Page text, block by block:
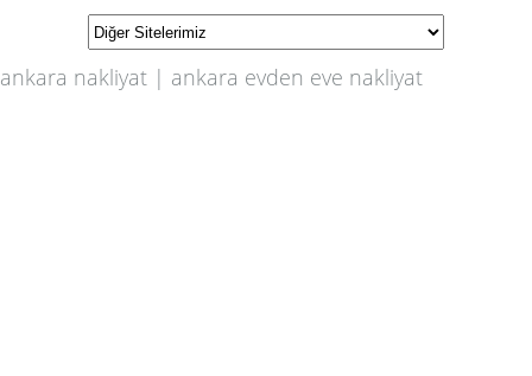
ankara nakliyat | ankara evden eve nakliyat